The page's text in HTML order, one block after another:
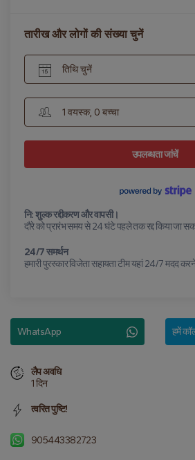
तारीख और लोगों की संख्या चुनें
तिथि चुनें
1 वयस्क, 0 बच्चा
उपलब्धता जांचें
नि: शुल्क रद्दीकरण और वापसी।
दौरे को प्रारंभ समय से 24 घंटे पहले तक रद्द किया जा
24/7 समर्थन
हमारी पुरस्कार विजेता सहायता टीम यहां 24/7 मदद
WhatsApp हमें
लैप अवधि
1 दिन
त्वरित पुष्टि!
905443382723